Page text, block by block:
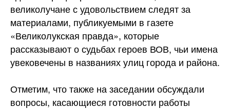
великолучане с удовольствием следят за
материалами, публикуемыми в газете
«Великолукская правда», которые
рассказывают о судьбах героев ВОВ, чьи имена
увековечены в названиях улиц города и района.
Отметим, что также на заседании обсуждали
вопросы, касающиеся готовности работы